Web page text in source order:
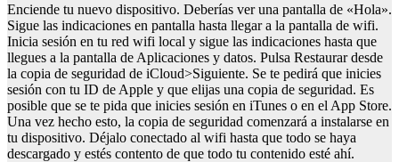
Enciende tu nuevo dispositivo. Deberías ver una pantalla de «Hola».
Sigue las indicaciones en pantalla hasta llegar a la pantalla de wifi.
Inicia sesión en tu red wifi local y sigue las indicaciones hasta que
llegues a la pantalla de Aplicaciones y datos. Pulsa Restaurar desde
la copia de seguridad de iCloud>Siguiente. Se te pedirá que inicies
sesión con tu ID de Apple y que elijas una copia de seguridad. Es
posible que se te pida que inicies sesión en iTunes o en el App Store.
Una vez hecho esto, la copia de seguridad comenzará a instalarse en
tu dispositivo. Déjalo conectado al wifi hasta que todo se haya
descargado y estés contento de que todo tu contenido esté ahí.